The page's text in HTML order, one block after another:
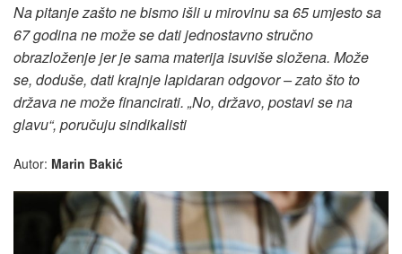
Na pitanje zašto ne bismo išli u mirovinu sa 65 umjesto sa
67 godina ne može se dati jednostavno stručno
obrazloženje jer je sama materija isuviše složena. Može
se, doduše, dati krajnje lapidaran odgovor – zato što to
država ne može financirati. „No, državo, postavi se na
glavu“, poručuju sindikalisti
Autor: Marin Bakić